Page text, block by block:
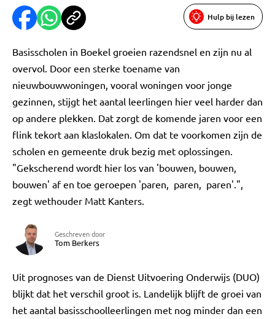
Hulp bij lezen
Basisscholen in Boekel groeien razendsnel en zijn nu al
overvol. Door een sterke toename van
nieuwbouwwoningen, vooral woningen voor jonge
gezinnen, stijgt het aantal leerlingen hier veel harder dan
op andere plekken. Dat zorgt de komende jaren voor een
flink tekort aan klaslokalen. Om dat te voorkomen zijn de
scholen en gemeente druk bezig met oplossingen.
"Gekscherend wordt hier los van 'bouwen, bouwen,
bouwen' af en toe geroepen 'paren, paren, paren'.",
zegt wethouder Matt Kanters.
Geschreven door
Tom Berkers
Uit prognoses van de Dienst Uitvoering Onderwijs (DUO)
blijkt dat het verschil groot is. Landelijk blijft de groei van
het aantal basisschoolleerlingen met nog minder dan een